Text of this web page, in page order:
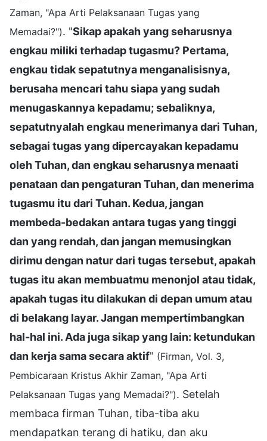
Zaman, "Apa Arti Pelaksanaan Tugas yang
Memadai?"). "Sikap apakah yang seharusnya
engkau miliki terhadap tugasmu? Pertama,
engkau tidak sepatutnya menganalisisnya,
berusaha mencari tahu siapa yang sudah
menugaskannya kepadamu; sebaliknya,
sepatutnyalah engkau menerimanya dari Tuhan,
sebagai tugas yang dipercayakan kepadamu
oleh Tuhan, dan engkau seharusnya menaati
penataan dan pengaturan Tuhan, dan menerima
tugasmu itu dari Tuhan. Kedua, jangan
membeda-bedakan antara tugas yang tinggi
dan yang rendah, dan jangan memusingkan
dirimu dengan natur dari tugas tersebut, apakah
tugas itu akan membuatmu menonjol atau tidak,
apakah tugas itu dilakukan di depan umum atau
di belakang layar. Jangan mempertimbangkan
hal-hal ini. Ada juga sikap yang lain: ketundukan
dan kerja sama secara aktif" (Firman, Vol. 3,
Pembicaraan Kristus Akhir Zaman, "Apa Arti
Pelaksanaan Tugas yang Memadai?"). Setelah
membaca firman Tuhan, tiba-tiba aku
mendapatkan terang di hatiku, dan aku